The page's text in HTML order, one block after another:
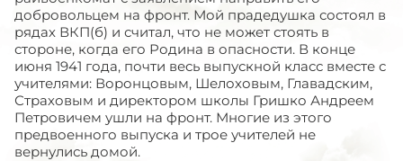
добровольцем на фронт. Мой прадедушка состоял в
рядах ВКП(б) и считал, что не может стоять в
стороне, когда его Родина в опасности. В конце
июня 1941 года, почти весь выпускной класс вместе с
учителями: Воронцовым, Шелоховым, Главадским,
Страховым и директором школы Гришко Андреем
Петровичем ушли на фронт. Многие из этого
предвоенного выпуска и трое учителей не
вернулись домой.